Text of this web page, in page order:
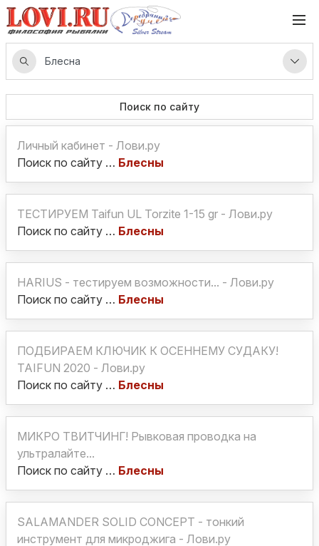
Поиск по сайту
Личный кабинет - Лови.ру
Поиск по сайту … Блесны
ТЕСТИРУЕМ Taifun UL Torzite 1-15 gr - Лови.ру
Поиск по сайту … Блесны
HARIUS - тестируем возможности... - Лови.ру
Поиск по сайту … Блесны
ПОДБИРАЕМ КЛЮЧИК К ОСЕННЕМУ СУДАКУ!
TAIFUN 2020 - Лови.ру
Поиск по сайту … Блесны
МИКРО ТВИТЧИНГ! Рывковая проводка на
ультралайте...
Поиск по сайту … Блесны
SALAMANDER SOLID CONCEPT - тонкий
инструмент для микроджига - Лови.ру